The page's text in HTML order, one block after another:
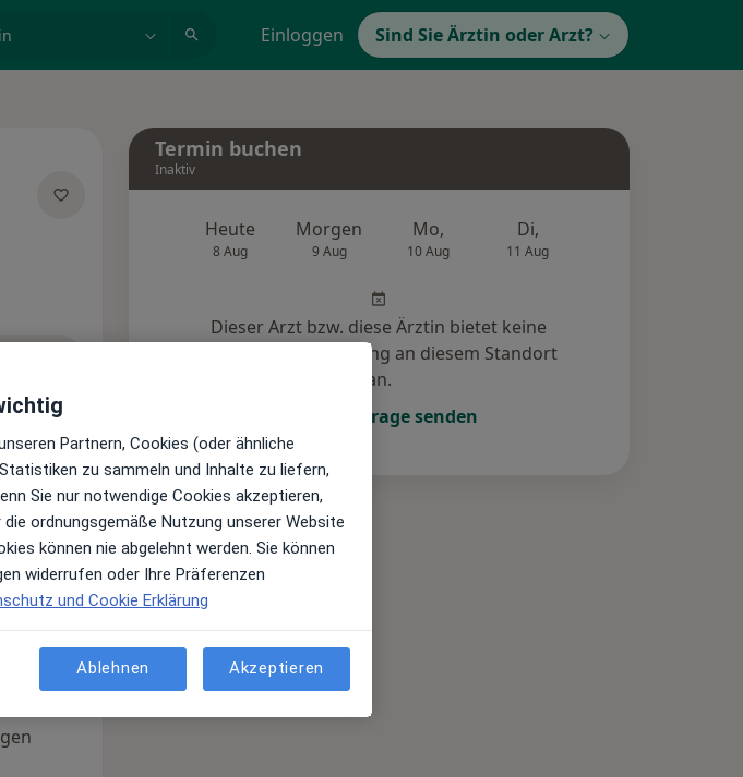
Einloggen Sind Sie Ärztin oder Arzt?
Termin buchen
Inaktiv
Heute
8 Aug
Morgen
9 Aug
Mo,
10 Aug
Di,
11 Aug
Dieser Arzt bzw. diese Ärztin bietet keine
Online-Terminbuchung an diesem Standort
an.
Terminanfrage senden
Partnern, Cookies (oder ähnliche
zu sammeln und Inhalte zu liefern,
Sie nur notwendige Cookies akzeptieren,
ordnungsgemäße Nutzung unserer Website
können nie abgelehnt werden. Sie können
widerrufen oder Ihre Präferenzen
und Cookie Erklärung
Ablehnen Akzeptieren